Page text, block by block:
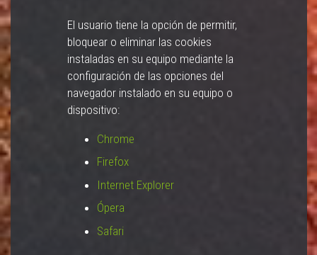
El usuario tiene la opción de permitir,
bloquear o eliminar las cookies
instaladas en su equipo mediante la
configuración de las opciones del
navegador instalado en su equipo o
dispositivo:
Chrome
Firefox
Internet Explorer
Ópera
Safari